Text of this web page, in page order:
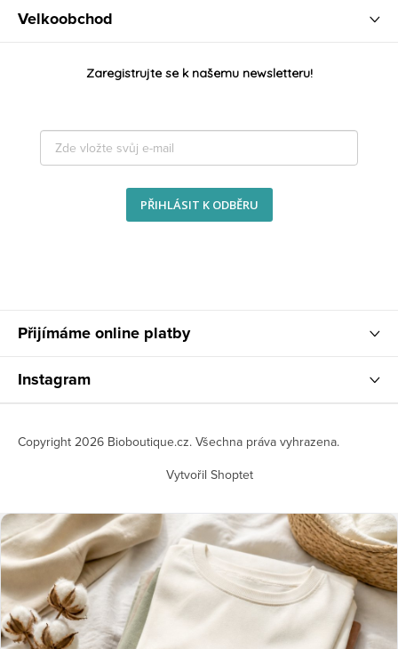
Velkoobchod
Zaregistrujte se k našemu newsletteru!
PŘIHLÁSIT K ODBĚRU
Přijímáme online platby
Instagram
Vytvořil Shoptet
Copyright 2026 Bioboutique.cz. Všechna práva vyhrazena.